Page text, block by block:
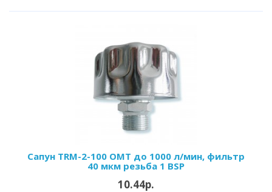
Сапун TRM-2-100 OMT до 1000 л/мин, фильтр
40 мкм резьба 1 BSP
10.44р.